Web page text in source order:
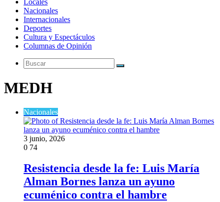
Locales
Nacionales
Internacionales
Deportes
Cultura y Espectáculos
Columnas de Opinión
Buscar
MEDH
Nacionales
3 junio, 2026
0 74
Resistencia desde la fe: Luis María
Alman Bornes lanza un ayuno
ecuménico contra el hambre